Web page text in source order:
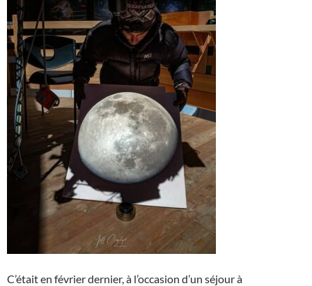
C’était en février dernier, à l’occasion d’un séjour à